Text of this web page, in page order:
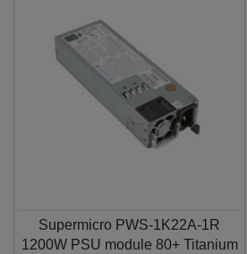
Supermicro PWS-1K22A-1R
1200W PSU module 80+ Titanium